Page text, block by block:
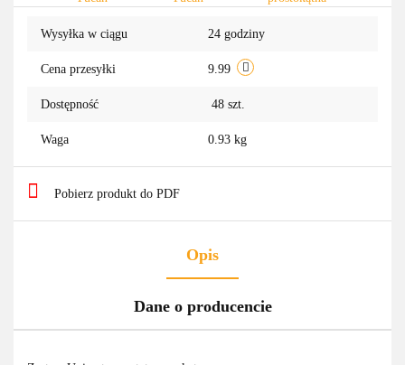
Do
Wysyłka w ciągu 24 godziny
Cena przesyłki 9.99
Dostępność 48 szt.
Waga 0.93 kg
Pobierz produkt do PDF
Opis
Dane o producencie